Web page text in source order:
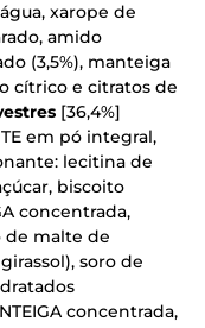
xarope de
amido
(3,5%), manteiga
cítrico e citratos de
[36,4%]
em pó integral,
lecitina de
biscoito
concentrada,
de malte de
soro de
concentrada,